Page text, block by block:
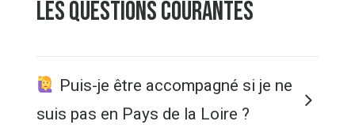
Les questions courantes
Puis-je être accompagné si je ne
suis pas en Pays de la Loire ?